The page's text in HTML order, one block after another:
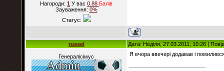
Нагороди: 1 У вас 0.88 Балiв
Зауваження: 0%
Статус:
russel Дата: Неділя, 27.03.2011, 10:26 |
Генералісімус Я вчора ввечері додавав і